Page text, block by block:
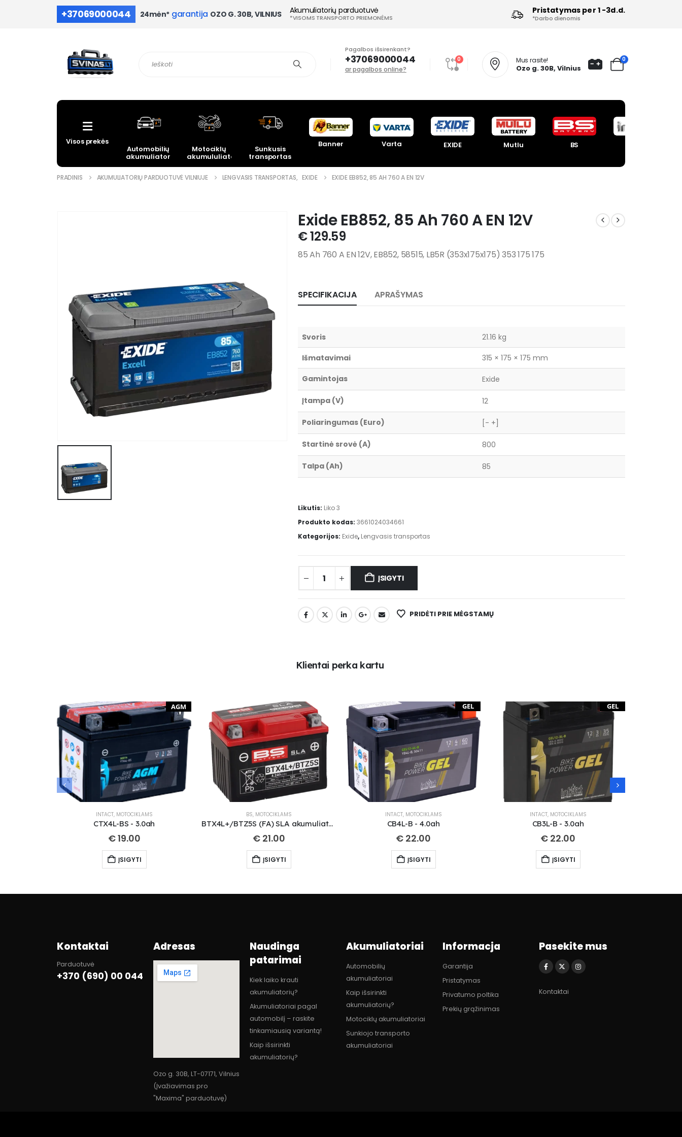
+37069000044 24mėn* garantija OZO G. 30B, VILNIUS Akumuliatorių parduotuvė
*VISOMS TRANSPORTO PRIEMONĖMS
Pristatymas per 1 -3d.d.
*Darbo dienomis
Pagalbos išsirenkant?
+37069000044
ar pagalbos online?
0 Mus rasite!
Ozo g. 30B, Vilnius
0
Visos prekės
Automobilių
akumuliatoriai
Motociklų
akumululiatoriai
Sunkusis
transportas
Banner Varta EXIDE Mutlu BS
PRADINIS AKUMULIATORIŲ PARDUOTUVĖ VILNIUJE LENGVASIS TRANSPORTAS, EXIDE EXIDE EB852, 85 AH 760 A EN 12V
Exide EB852, 85 Ah 760 A EN 12V
€129.59
85 Ah 760 A EN 12V, EB852, 58515, LB5R (353x175x175) 353 175 175
SPECIFIKACIJA APRAŠYMAS
Svoris 21.16 kg
Išmatavimai 315 × 175 × 175 mm
Gamintojas Exide
Įtampa (V) 12
Poliaringumas (Euro) [- +]
Startinė srovė (A) 800
Talpa (Ah) 85
Likutis: Liko 3
Produkto kodas: 3661024034661
Kategorijos: Exide, Lengvasis transportas
ĮSIGYTI
PRIDĖTI PRIE MĖGSTAMŲ
Klientai perka kartu
AGM
INTACT, MOTOCIKLAMS
CTX4L-BS - 3.0ah
€19.00
ĮSIGYTI
BS, MOTOCIKLAMS
BTX4L+/BTZ5S (FA) SLA akumuliatorius
€21.00
ĮSIGYTI
GEL
INTACT, MOTOCIKLAMS
CB4L-B - 4.0ah
€ 22.00
ĮSIGYTI
GEL
INTACT, MOTOCIKLAMS
CB3L-B - 3.0ah
€ 22.00
ĮSIGYTI
Kontaktai
Parduotuvė
+370 (690) 00 044
Adresas
Ozo g. 30B, LT-07171, Vilnius
(Įvažiavimas pro
"Maxima" parduotuvę)
Naudinga
patarimai
Kiek laiko krauti
akumuliatorių?
Akumuliatoriai pagal
automobilį – raskite
tinkamiausią variantą!
Kaip išsirinkti
akumuliatorių?
Akumuliatoriai
Automobilių
akumuliatoriai
Kaip išsirinkti
akumuliatorių?
Motociklų akumuliatoriai
Sunkiojo transporto
akumuliatoriai
Informacja
Garantija
Pristatymas
Privatumo poltika
Prekių grąžinimas
Pasekite mus
Kontaktai